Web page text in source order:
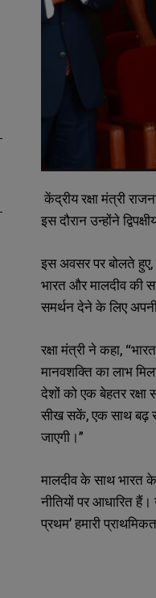
a
m
e
*
m
i
l
*
N
m
b
e
r
s
a
m
e
*
m
i
l
*
N
m
b
e
r
s
केंद्रीयरक्षामंत्री
इस दौरान उन्होंने
इस अवसर पर बोलते हुए,
भारत और मालदीव की
समर्थन देने के लिए अपनी
रक्षा मंत्री ने कहा, “
मानवशक्ति का लाभ
देशों को एक बेहतर रक्षा
सीख सकें,एक साथ बढ़
जाएगी।”
मालदीव के साथ भारत
नीतियों पर आधारित
प्रथम’ हमारी